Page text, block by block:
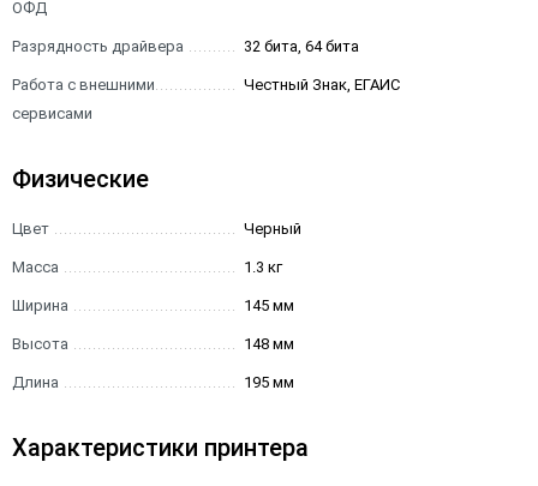
ОФД
Разрядность драйвера 32 бита, 64 бита
Работа с внешними
сервисами
Честный Знак, ЕГАИС
Физические
Цвет Черный
Масса 1.3 кг
Ширина 145 мм
Высота 148 мм
Длина 195 мм
Характеристики принтера